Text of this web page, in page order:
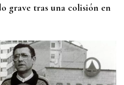
grave tras una colisión en